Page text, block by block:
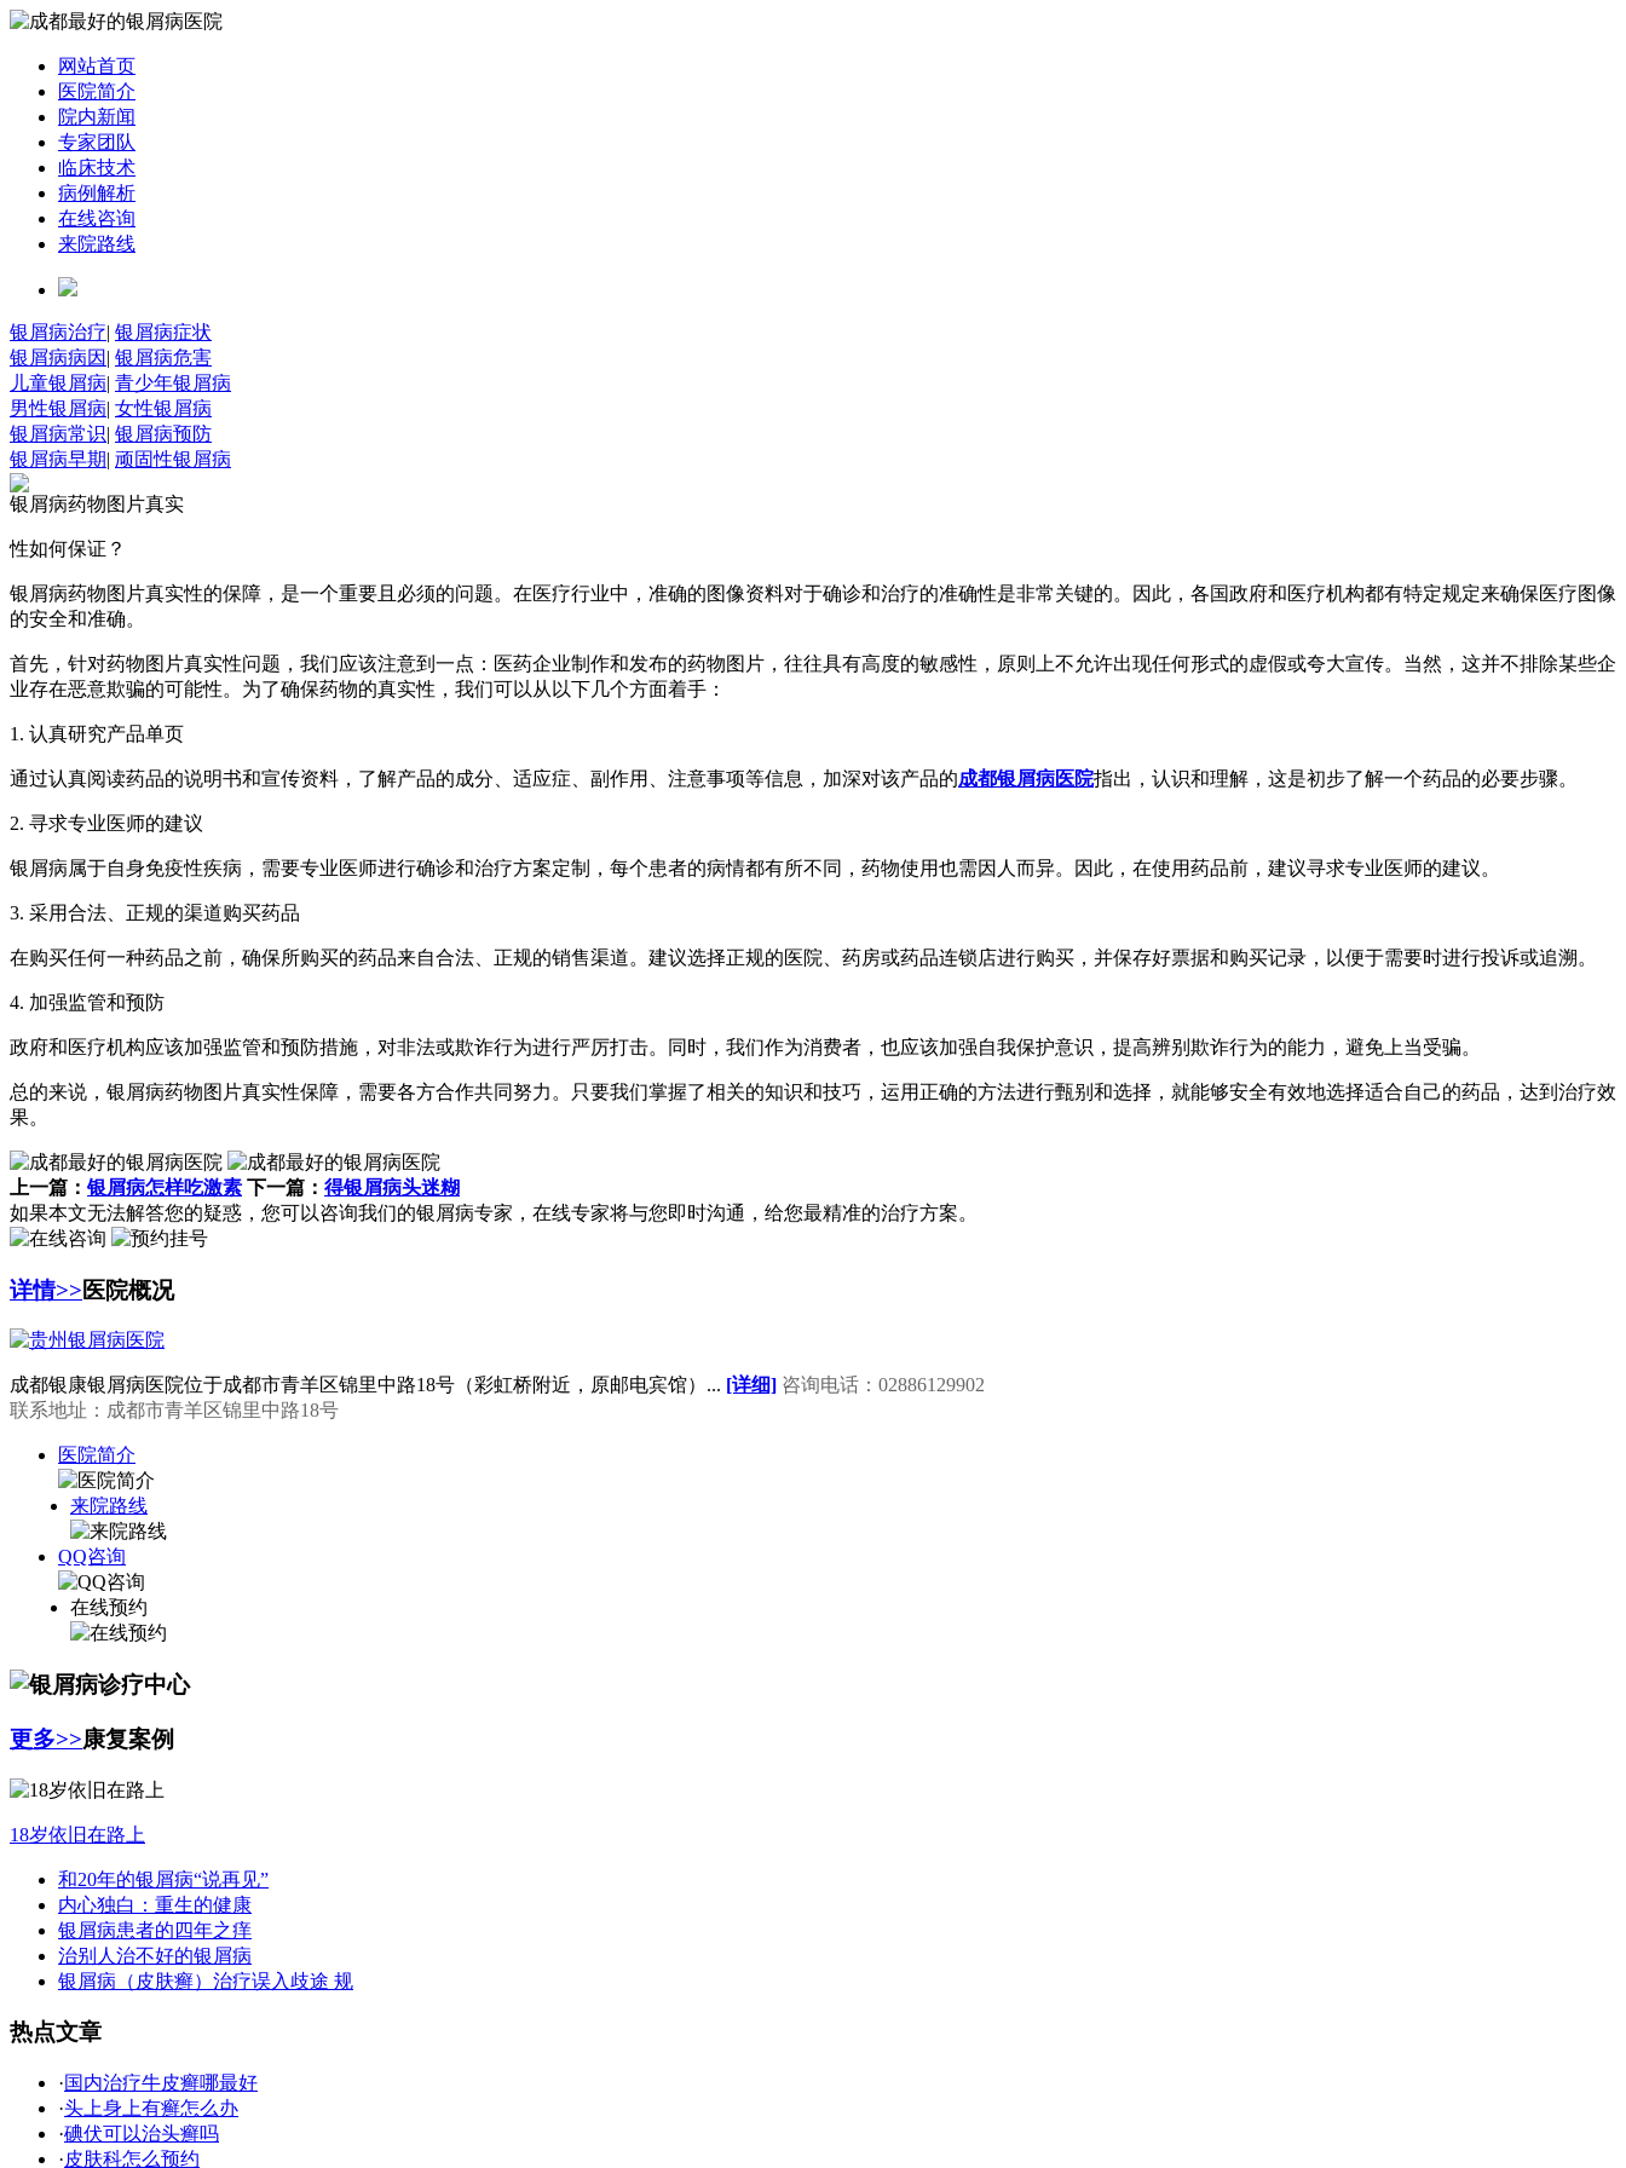
网站首页
医院简介
院内新闻
专家团队
临床技术
病例解析
在线咨询
来院路线
银屑病治疗| 银屑病症状
银屑病病因 | 银屑病危害
儿童银屑病| 青少年银屑病
男性银屑病| 女性银屑病
银屑病常识| 银屑病预防
银屑病早期| 顽固性银屑病
银屑病药物图片真实
性如何保证？
银屑病药物图片真实性的保障，是一个重要且必须的问题。在医疗行业中，准确的图像资料对于确诊和治疗的准确性是非常关键的。因此，各国政府和医疗机构都有特定规定来确保医疗图像
的安全和准确。
首先，针对药物图片真实性问题，我们应该注意到一点：医药企业制作和发布的药物图片，往往具有高度的敏感性，原则上不允许出现任何形式的虚假或夸大宣传。当然，这并不排除某些企
业存在恶意欺骗的可能性。为了确保药物的真实性，我们可以从以下几个方面着手：
1. 认真研究产品单页
通过认真阅读药品的说明书和宣传资料，了解产品的成分、适应症、副作用、注意事项等信息，加深对该产品的成都银屑病医院指出，认识和理解，这是初步了解一个药品的必要步骤。
2. 寻求专业医师的建议
银屑病属于自身免疫性疾病，需要专业医师进行确诊和治疗方案定制，每个患者的病情都有所不同，药物使用也需因人而异。因此，在使用药品前，建议寻求专业医师的建议。
3. 采用合法、正规的渠道购买药品
在购买任何一种药品之前，确保所购买的药品来自合法、正规的销售渠道。建议选择正规的医院、药房或药品连锁店进行购买，并保存好票据和购买记录，以便于需要时进行投诉或追溯。
4. 加强监管和预防
政府和医疗机构应该加强监管和预防措施，对非法或欺诈行为进行严厉打击。同时，我们作为消费者，也应该加强自我保护意识，提高辨别欺诈行为的能力，避免上当受骗。
总的来说，银屑病药物图片真实性保障，需要各方合作共同努力。只要我们掌握了相关的知识和技巧，运用正确的方法进行甄别和选择，就能够安全有效地选择适合自己的药品，达到治疗效
果。
上一篇：银屑病怎样吃激素 下一篇： 得银屑病头迷糊
如果本文无法解答您的疑惑，您可以咨询我们的银屑病专家，在线专家将与您即时沟通，给您最精准的治疗方案。
详情>>医院概况
成都银康银屑病医院位于成都市青羊区锦里中路18号（彩虹桥附近，原邮电宾馆）... [详细] 咨询电话：02886129902
联系地址：成都市青羊区锦里中路18号
医院简介
来院路线
QQ咨询
在线预约
更多>>康复案例
18岁依旧在路上
和20年的银屑病“说再见”
内心独白：重生的健康
银屑病患者的四年之痒
治别人治不好的银屑病
银屑病（皮肤癣）治疗误入歧途 规
热点文章
·国内治疗牛皮癣哪最好
·头上身上有癣怎么办
·碘伏可以治头癣吗
·皮肤科怎么预约